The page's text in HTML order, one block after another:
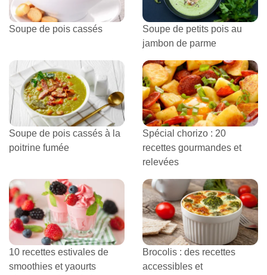
Soupe de pois cassés
Soupe de petits pois au
jambon de parme
Soupe de pois cassés à la
poitrine fumée
Spécial chorizo : 20
recettes gourmandes et
relevées
10 recettes estivales de
smoothies et yaourts
Brocolis : des recettes
accessibles et